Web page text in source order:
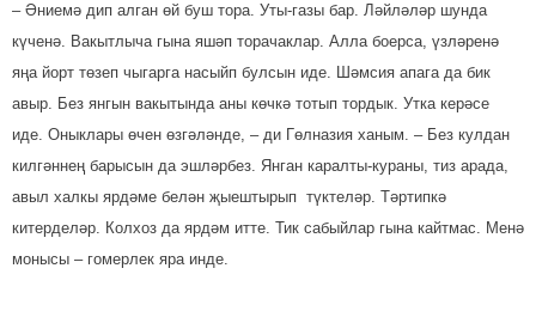
– Әниемә дип алган өй буш тора. Уты-газы бар. Ләйләләр шунда
күченә. Вакытлыча гына яшәп торачаклар. Алла боерса, үзләренә
яңа йорт төзеп чыгарга насыйп булсын иде. Шәмсия апага да бик
авыр. Без янгын вакытында аны көчкә тотып тордык. Утка керәсе
иде. Оныклары өчен өзгәләнде, – ди Гөлназия ханым. – Без кулдан
килгәннең барысын да эшләрбез. Янган каралты-кураны, тиз арада,
авыл халкы ярдәме белән җыештырып түк­теләр. Тәртипкә
китерделәр. Колхоз да ярдәм итте. Тик сабыйлар гына кайтмас. Менә
монысы – гомерлек яра инде.